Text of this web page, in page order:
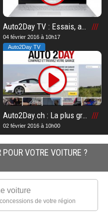
Auto2Day TV : Essais, avis et comparatifs automobiles
04 février 2016 à 10h17
Auto2Day TV
Auto2Day.ch : La plus grande plateforme de garages automobiles en Suisse romande
02 février 2016 à 10h00
VOTRE VOITURE ?
voiture
de votre région